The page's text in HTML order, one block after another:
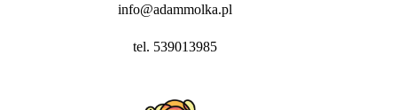
info@adammolka.pl
tel. 539013985